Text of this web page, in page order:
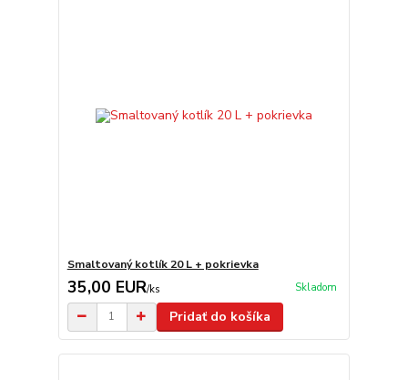
Smaltovaný kotlík 20 L + pokrievka
35,00 EUR/ks Skladom
Pridať do košíka